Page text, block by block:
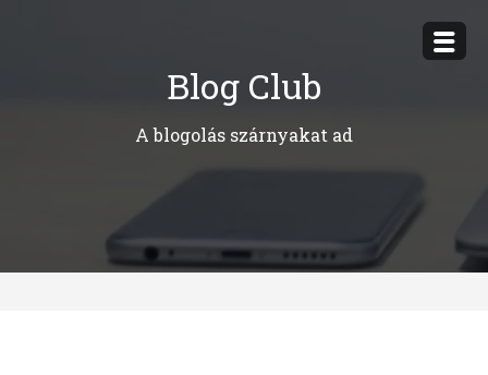
Blog Club
A blogolás szárnyakat ad